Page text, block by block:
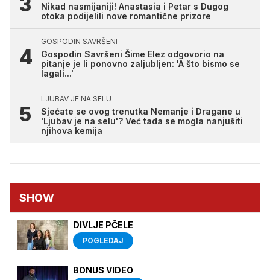
Nikad nasmijaniji! Anastasia i Petar s Dugog
otoka podijelili nove romantične prizore
GOSPODIN SAVRŠENI
Gospodin Savršeni Šime Elez odgovorio na
pitanje je li ponovno zaljubljen: 'A što bismo se
lagali...'
LJUBAV JE NA SELU
Sjećate se ovog trenutka Nemanje i Dragane u
'Ljubav je na selu'? Već tada se mogla nanjušiti
njihova kemija
SHOW
DIVLJE PČELE
POGLEDAJ
BONUS VIDEO